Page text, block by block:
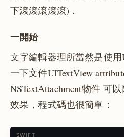
下滾滾滾滾滾)．
一開始
文字編輯器理所當然是使
一下文件UITextView
NSTextAttachment物件 可
效果，程式碼也很簡單：
SWIFT